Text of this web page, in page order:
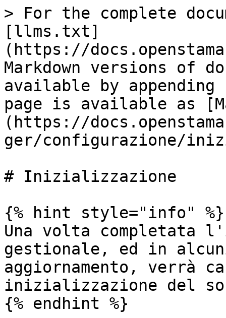
> For the complete
[llms.txt]
(https://
Markdown versions of
available by
page is available as
(https://
ger/configurazione/
# Inizializzazione
{% hint style="info" %}
Una volta completata
gestionale, ed in
aggiornamento, verrà
inizializzazione del
{% endhint %}